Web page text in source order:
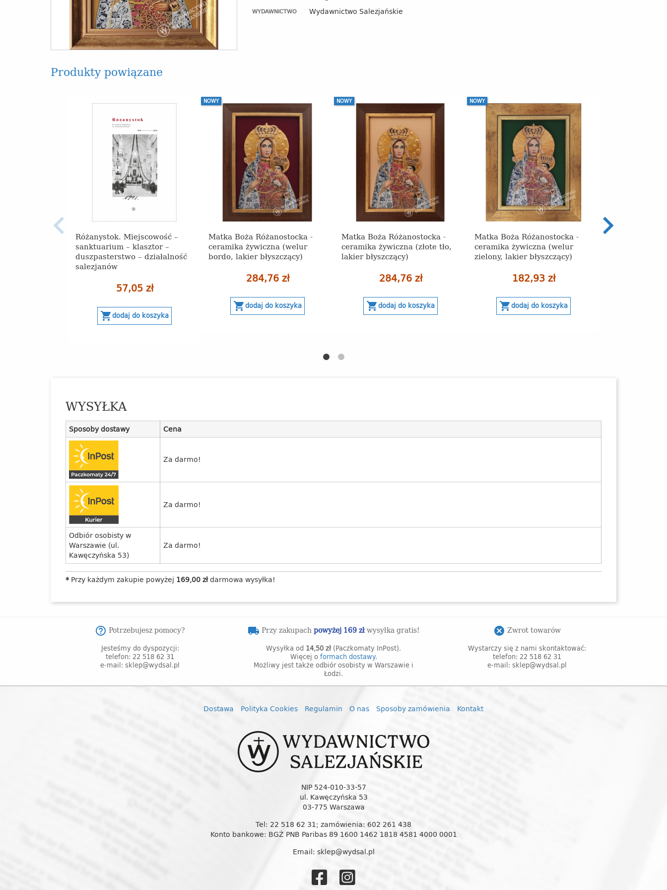
WYDAWNICTWO Wydawnictwo Salezjańskie
Produkty powiązane
Różanystok. Miejscowość –
sanktuarium – klasztor –
duszpasterstwo – działalność
salezjanów
57,05 zł
shopping_cartdodaj do koszyka
Matka Boża Różanostocka -
ceramika żywiczna (welur
bordo, lakier błyszczący)
284,76 zł
NOWY
shopping_cartdodaj do koszyka
Matka Boża Różanostocka -
ceramika żywiczna (złote tło,
lakier błyszczący)
284,76 zł
NOWY
shopping_cartdodaj do koszyka
Matka Boża Różanostocka -
ceramika żywiczna (welur
zielony, lakier błyszczący)
182,93 zł
NOWY
shopping_cartdodaj do koszyka
WYSYŁKA
Sposoby dostawy Cena
Za darmo!
Za darmo!
Odbiór osobisty w
Warszawie (ul.
Kawęczyńska 53)
Za darmo!
* Przy każdym zakupie powyżej 169,00 złdarmowa wysyłka!
help_outline Potrzebujesz pomocy?
Jesteśmy do dyspozycji:
telefon: 22 518 62 31
e-mail: sklep@wydsal.pl
local_shipping Przy zakupachpowyżej 169 złwysyłka gratis!
Wysyłka od 14,50 zł (Paczkomaty InPost).
Więcej o formach dostawy.
Możliwy jest także odbiór osobisty w Warszawie i
Łodzi.
cancel Zwrot towarów
Wystarczy się z nami skontaktować:
telefon: 22 518 62 31
e-mail: sklep@wydsal.pl
Dostawa Polityka Cookies Regulamin O nas Sposoby zamówienia Kontakt
NIP 524-010-33-57
ul. Kawęczyńska 53
03-775 Warszawa
Tel: 22 518 62 31; zamówienia: 602 261 438
Konto bankowe: BGŻ PNB Paribas 89 1600 1462 1818 4581 4000 0001
Email: sklep@wydsal.pl
Wydawnictwo
Wydawnictwo